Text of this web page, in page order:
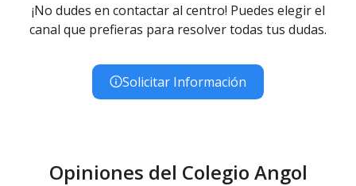
¡No dudes en contactar al centro! Puedes elegir el
canal que prefieras para resolver todas tus dudas.
Solicitar Información
Opiniones del Colegio Angol